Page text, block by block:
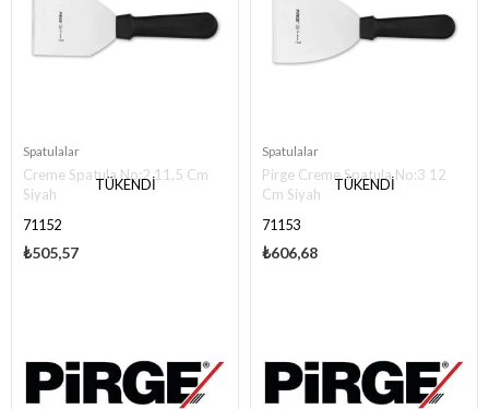
TÜKENDI
Spatulalar
Creme Spatula No:2 11,5 Cm
Siyah
71152
₺505,57
TÜKENDI
Spatulalar
Pirge Creme Spatula No:3 12
Cm Siyah
71153
₺606,68